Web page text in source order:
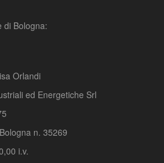
di Bologna:
Orlandi
ed Energetiche Srl
n. 35269
i.v.